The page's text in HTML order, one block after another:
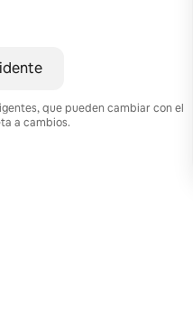
que pueden cambiar con el
a cambios.